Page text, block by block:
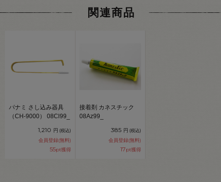
関連商品
パナミ さし込み器具
（CH-9000） 08Cl99_
1,210 円 (税込)
会員登録(無料)
55pt獲得
接着剤 カネスチック
08Az99_
385 円 (税込)
会員登録(無料)
17pt獲得